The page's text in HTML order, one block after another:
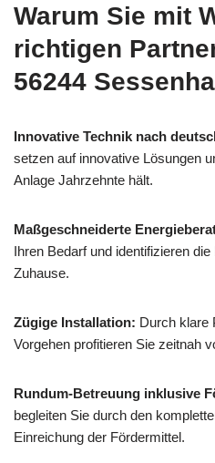
Warum Sie mit
richtigen
56244
Innovative Technik nach
setzen auf innovative Lösungen
Anlage Jahrzehnte hält.
Maßgeschneiderte
Ihren Bedarf und identifizieren
Zuhause.
Zügige Installation: Durch klare
Vorgehen profitieren Sie zeitnah
Rundum-Betreuung inklusive
begleiten Sie durch den
Einreichung der Fördermittel.